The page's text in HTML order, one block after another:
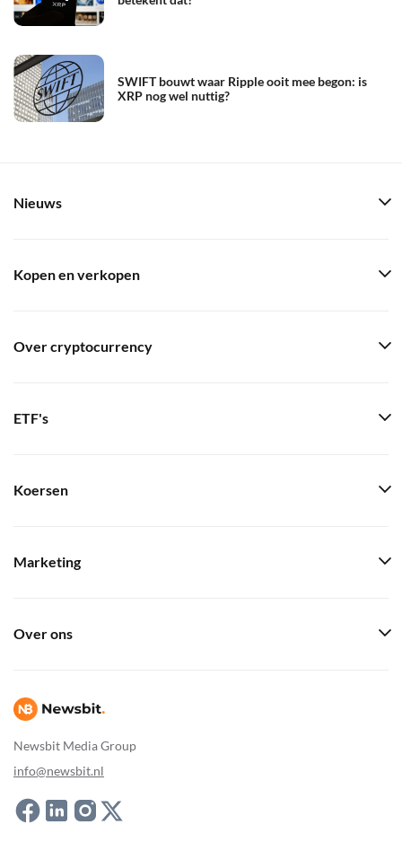
SWIFT bouwt waar Ripple ooit mee begon: is
XRP nog wel nuttig?
Newsbit Media Group
info@newsbit.nl
Nieuws
Kopen en verkopen
Over cryptocurrency
ETF's
Koersen
Marketing
Over ons